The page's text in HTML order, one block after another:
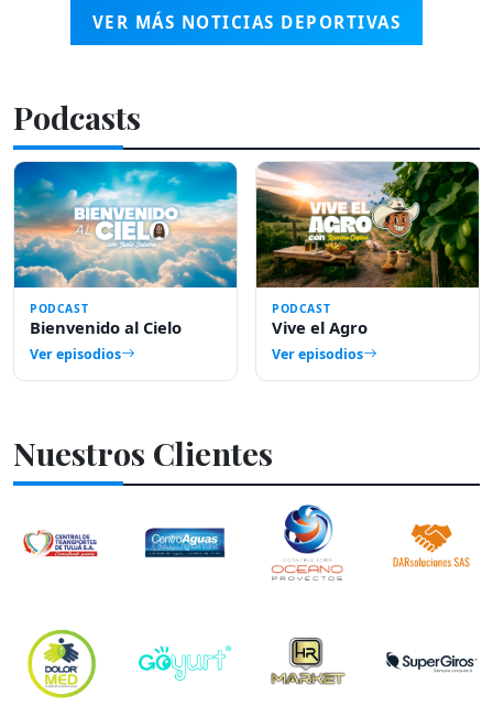
VER MÁS NOTICIAS DEPORTIVAS
Podcasts
5 episodios
PODCAST
Bienvenido al Cielo
Ver episodios
PODCAST
Vive el Agro
Ver episodios
Nuestros Clientes